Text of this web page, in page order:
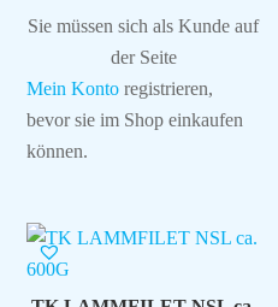
Sie müssen sich als Kunde auf
der Seite
Mein Konto registrieren,
bevor sie im Shop einkaufen
können.